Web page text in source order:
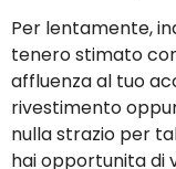
Per lentamente,
tenero stimato
affluenza al tuo
rivestimento
nulla strazio per
hai opportunita di